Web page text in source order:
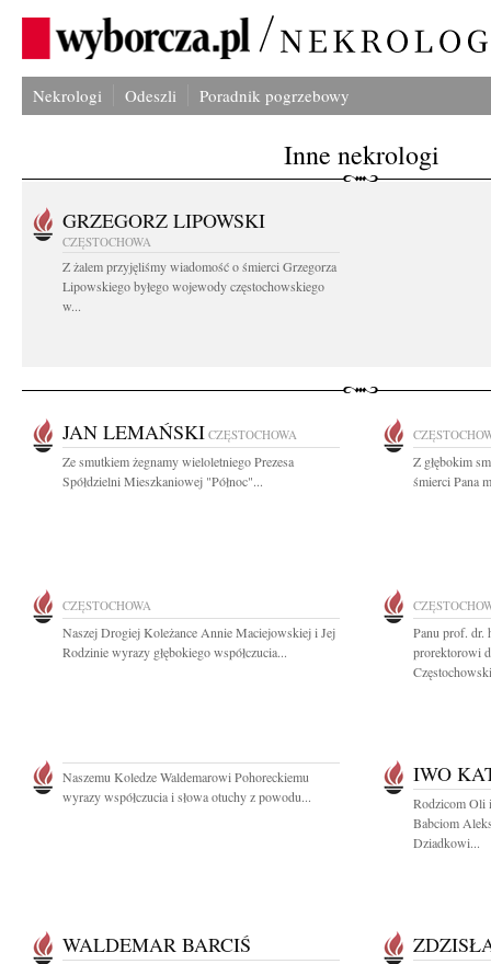
Nekrologi Odeszli Poradnik pogrzebowy
Inne nekrologi
GRZEGORZ LIPOWSKI
CZĘSTOCHOWA
Z żalem przyjęliśmy wiadomość o śmierci Grzegorza
Lipowskiego byłego wojewody częstochowskiego
w...
JAN LEMAŃSKI CZĘSTOCHOWA
Ze smutkiem żegnamy wieloletniego Prezesa
Spółdzielni Mieszkaniowej "Północ"...
Z głębokim
śmierci Pana
CZĘSTOCHOWA
Naszej Drogiej Koleżance Annie Maciejowskiej i Jej
Rodzinie wyrazy głębokiego współczucia...
Panu prof. dr.
prorektorowi
Naszemu Koledze Waldemarowi Pohoreckiemu
wyrazy współczucia i słowa otuchy z powodu...
IWO
Rodzicom Oli
Babciom
Dziadkowi...
WALDEMAR BARCIŚ